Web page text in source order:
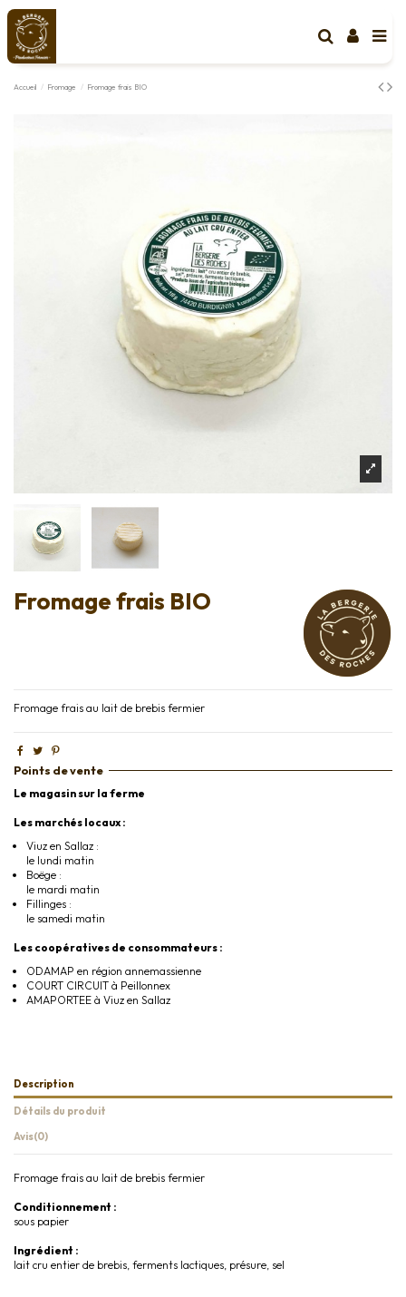
Accueil Fromage Fromage frais BIO
Fromage frais BIO
Fromage frais au lait de brebis fermier
Points de vente
Le magasin sur la ferme
Les marchés locaux :
Viuz en Sallaz :
le lundi matin
Boëge :
le mardi matin
Fillinges :
le samedi matin
Les coopératives de consommateurs :
ODAMAP en région annemassienne
COURT CIRCUIT à Peillonnex
AMAPORTEE à Viuz en Sallaz
Description
Détails du produit
Avis(0)
Fromage frais au lait de brebis fermier
Conditionnement :
sous papier
Ingrédient :
lait cru entier de brebis, ferments lactiques, présure, sel